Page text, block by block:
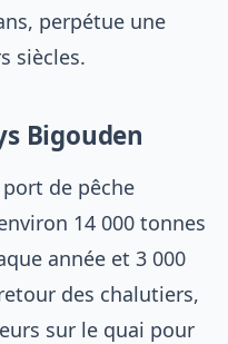
perpétue une
siècles.
Bigouden
de pêche
14 000 tonnes
année et 3 000
des chalutiers,
sur le quai pour